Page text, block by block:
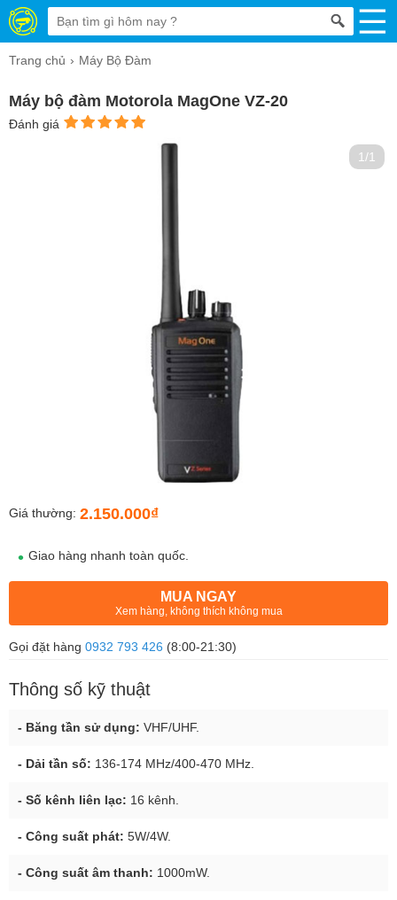
Trang chủ Máy Bộ Đàm
Máy bộ đàm Motorola MagOne VZ-20
Đánh giá
1/1
Giá thường: 2.150.000₫
Giao hàng nhanh toàn quốc.
MUA NGAY
Xem hàng, không thích không mua
Gọi đặt hàng 0932 793 426 (8:00-21:30)
Thông số kỹ thuật
- Băng tần sử dụng: VHF/UHF.
- Dải tần số: 136-174 MHz/400-470 MHz.
- Số kênh liên lạc: 16 kênh.
- Công suất phát: 5W/4W.
- Công suất âm thanh: 1000mW.